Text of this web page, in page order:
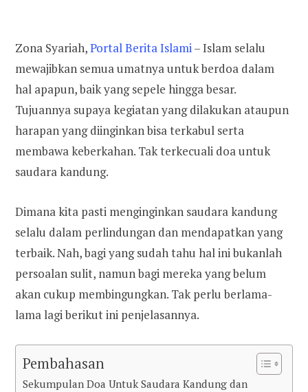
Zona Syariah,Portal Berita Islami–Islam selalu
mewajibkan semua umatnya untuk berdoa dalam
hal apapun, baik yang sepele hingga besar.
Tujuannya supaya kegiatan yang dilakukan ataupun
harapan yang diinginkan bisa terkabul serta
membawa keberkahan. Tak terkecuali doa untuk
saudara kandung.
Dimana kita pasti menginginkan saudara kandung
selalu dalam perlindungan dan mendapatkan yang
terbaik. Nah, bagi yang sudah tahu hal ini bukanlah
persoalan sulit, namun bagi mereka yang belum
akan cukup membingungkan. Tak perlu berlama-
lama lagi berikut ini penjelasannya.
Pembahasan
Sekumpulan Doa Untuk Saudara Kandung dan